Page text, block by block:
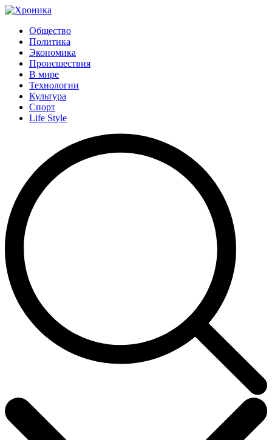
Общество
Политика
Экономика
Происшествия
В мире
Технологии
Культура
Спорт
Life Style